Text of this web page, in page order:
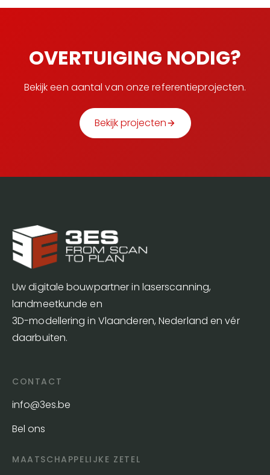
OVERTUIGING NODIG?
Bekijk een aantal van onze referentieprojecten.
Bekijk projecten
Uw digitale bouwpartner in laserscanning,
landmeetkunde en
3D-modellering in Vlaanderen, Nederland en vér
daarbuiten.
CONTACT
info@3es.be
Bel ons
MAATSCHAPPELIJKE ZETEL